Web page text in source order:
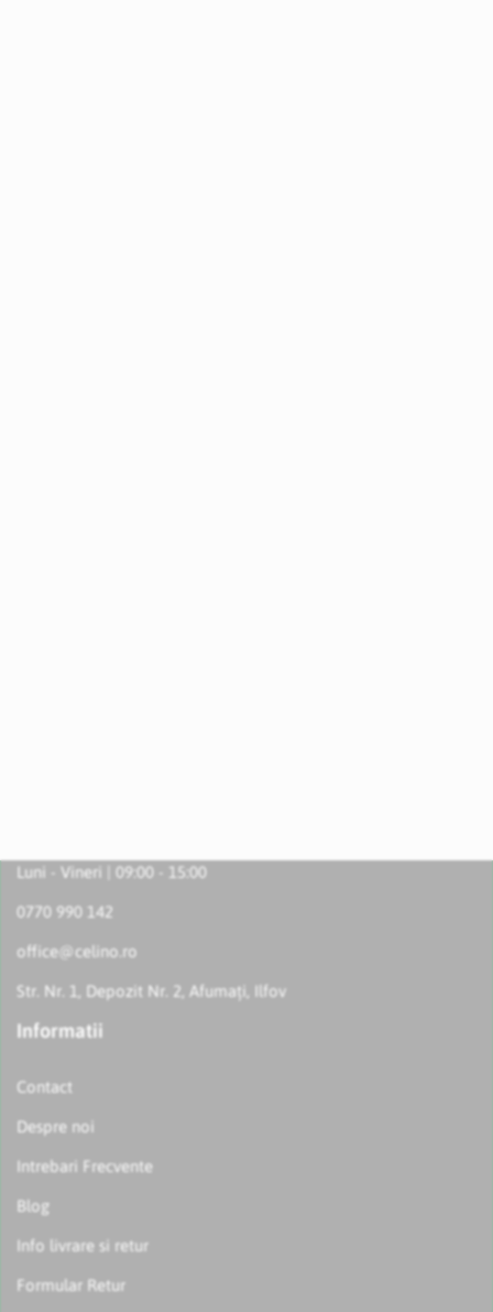
Luni - Vineri | 09:00 - 15:00
0770 990 142
office@celino.ro
Str. Nr. 1, Depozit Nr. 2, Afumați, Ilfov
Informatii
Contact
Despre noi
Intrebari Frecvente
Blog
Info livrare si retur
Formular Retur